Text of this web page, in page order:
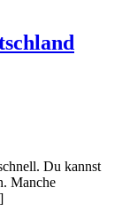
Du kannst
Manche